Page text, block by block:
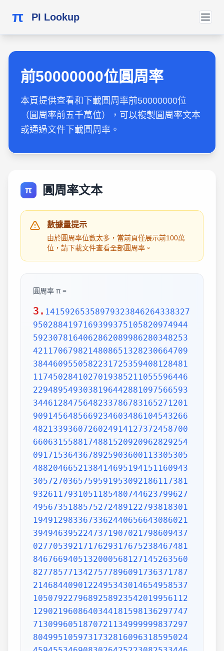
π PI Lookup
前50000000位圓周率
本頁提供查看和下載圓周率前50000000位
（圓周率前五千萬位），可以複製圓周率文本
或通過文件下載圓周率。
π 圓周率文本
數據量提示
由於圓周率位數太多，當前頁僅展示前100萬
位，請下載文件查看全部圓周率。
圓周率 π =
3. 1415926535897932384626433832795028841971693993751058209749445923078164062862089986280348253421170679821480865132823066470938446095505822317253594081284811174502841027019385211055596446229489549303819644288109756659334461284756482337867831652712019091456485669234603486104543266482133936072602491412737245870066063155881748815209209628292540917153643678925903600113305305488204665213841469519415116094330572703657595919530921861173819326117931051185480744623799627495673518857527248912279381830119491298336733624406566430860213949463952247371907021798609437027705392171762931767523846748184676694051320005681271452635608277857713427577896091736371787214684409012249534301465495853710507922796892589235420199561121290219608640344181598136297747713099605187072113499999983729780499510597317328160963185950244594553469083026425223082533446850352619311881710100031378387528865875332083814206171776691473035982534904287554687311595628638823537875937519577818577805321712268066130019278766111959092164201989380952572010654858632788659361533818279682303019520353018529689957736225994138912497217752834791315155748572424541506959508295331168617278558890750983817546374649393192550604009277016711390098488240128583616035637076601047101819429555961989467678374494482553797747268471040475346462080466842590694912933136770289891521047521620569660240580381501935112533824300355876402474964732639141992726042699227967823547816360093417216412199245863150302861829745557067498385054945885869269956909272107975093029553211653449872027559602364806654991198818347977535663698074265425278625518184175746728909777727938000816470600161452491921732172147723501414419735685481613611573525521334757418494684385233239073941433345477624168625189835694855620992192221842725502542568876717904946016534668049886272327917860857843838279679766814541009538837863609506800642251252051173929848960841284886269456042419652850222106611863067442786220391949450471237137869609563643719172874677646575739624138908658326459958133904780275900994657640789512694683983525957098258226205224894077267194782684826014769909026401363944374553050682034962524517493996514314298091906592509372216964615157098583874105978859597729754989301617539284681382686838689427741559918559252459539594310499725246808459872736446958486538367362226260991246080512438843904512441365497627807977156914359977001296160894416948685558484063534220722258284886481584560285060168427394522674676788952521385225499546667278239864565961163548862305774564980355936345681743241125150760694794510965960940252288797108931456691368672287489405601015033086179286809208747609178249385890097149096759852613655497818931297848216829989487226588048575640142704775551323796414515237462343645428584447952658678210511413547357395231134271661021359695362314429524849371871101457654035902799344037420073105785390621983874478084784896833214457138687519435064302184531910484810053706146806749192781911979399520614196634287544406437451237181921799983910159195618146751426912397489409071864942319615679452080951465502252316038819301420937621378559566389377870830390697920773467221825625996615014215030680384477345492026054146659252014974428507325186660021324340881907104863317346496514539057962685610055081066587969981635747363840525714591028970641401109712062804390397595156771577004203378699360072305587631763594218731251471205329281918261861258673215791984148488291644706095752706957220917567116722910981690915280173506712748583222871835209353965725121083579151369882091444210067510334671103141267111369908658516398315019701651511685171437657618351556508849099898599823873455283316355076479185358932261854896321329330898570642046752590709154814165498594616371802709819943099244889575712828905923233260972997120844335732654893823911932597463667305836041428138830320382490375898524374417029132765618093773444030707469211201913020330380197621101100449293215160842444859637669838952286847831235526582131449576857262433441893039686426243410773226978028073189154411010446823252716201052652272111660396665573092547110557853763466820653109896526918620564769312570586356620185581007293606598764861179104533488503461136576867532494416680396265797877185560845529654126654085306143444318586769751456614068007002378776591344017127494704205622305389945613140711270004078547332699390814546646458807972708266830634328587856983052358089330657574067954571637752542021149557615814002501262285941302164715509792592309907965473761255176567513575178296664547791745011299614890304639947132962107340437518957359614589019389713111790429782856475032031986915140287080859904801094121472213179476477726224142548545403321571853061422881375850430633217518297986622371721591607716692547487389866549494501146540628433663937900397692656721463853067360965712091807638327166416274888800786925602902284721040317211860820419000422966171196377921337575114959501566049631862947265473642523081770367515906735023507283540567040386743513622224771589150495309844489333096340878076932599397805419341447377441842631298608099888687413260472156951623965864573021631598193195167353812974167729478672422924654366800980676928238280689964004824354037014163149658979409243237896907069779422362508221688957383798623001593776471651228935786015881617557829735233446042815126272037343146531977774160319906655418763979293344195215413418994854447345673831624993419131814809277771038638773431772075456545322077709212019051660962804909263601975988281613323166636528619326686336062735676303544776280350450777235547105859548702790814356240145171806246436267945612753181340783303362542327839449753824372058353114771199260638133467768796959703098339130771098704085913374641442822772634659470474587847787201927715280731767907707157213444730605700733492436931138350493163128404251219256517980694113528013147013047816437885185290928545201165839341965621349143415956258658655705526904965209858033850722426482939728584783163057777560688876446248246857926039535277348030480290058760758251047470916439613626760449256274204208320856611906254543372131535958450687724602901618766795240616342522577195429162991930645537799140373404328752628889639958794757291746426357455254079091451357111369410911939325191076020825202618798531887705842972591677813149699009019211697173727847684726860849003377024242916513005005168323364350389517029893922334517220138128069650117844087451960121228599371623130171144484640903890644954440061986907548516026327505298349187407866808818338510228334508504860825039302133219715518430635455007668282949304137765527939751754613953984683393638304746119966538581538420568533862186725233402830871123282789212507712629463229563989898935821167456270102183564622013496715188190973038119800497340723961036854066431939509790190699639552453005450580685501956730229219139339185680344903982059551002263535361920419947455385938102343955449597783779023742161727111723643435439478221818528624085140066604433258885698670543154706965747458550332323342107301545940516553790686627333799585115625784322988273723198987571415957811196358330059408730681216028764962867446047746491599505497374256269010490377819868359381465741268049256487985561453723478673303904688383436346553794986419270563872931748723320837601123029911367938627089438799362016295154133714248928307220126901475466847653576164773794675200490757155527819653621323926406160136358155907422020203187277605277219005561484255518792530343513984425322341576233610642506390497500865627109535919465897514131034822769306247435363256916078154781811528436679570611086153315044521274739245449454236828860613408414863776700961207151249140430272538607648236341433462351897576645216413767969031495019108575984423919862916421939949072362346468441173940326591840443780513338945257423995082965912285085558215725031071257012668302402929525220118726767562204154205161841634847565169998116141010029960783869092916030288400269104140792886215078424516709087000699282120660418371806535567252532567532861291042487761825829765157959847035622262934860034158722980534989650226291748788202734209222245339856264766914905562842503912757710284027998066365825488926488025456610172967026640765590429099456815065265305371829412703369313785178609040708667114965583434347693385781711386455873678123014587687126603489139095620099393610310291616152881384379099042317473363948045759314931405297634757481193567091101377517210080315590248530906692037671922033229094334676851422144773793937517034436619910403375111735471918550464490263655128162288244625759163330391072253837421821408835086573917715096828874782656995995744906617583441375223970968340800535598491754173818839994469748676265516582765848358845314277568790029095170283529716344562129640435231176006651012412006597558512761785838292041974844236080071930457618932349229279650198751872127267507981255470958904556357921221033346697499235630254947802490114195212382815309114079073860251522742995818072471625916685451333123948049470791191532673430282441860414263639548000448002670496248201792896476697583183271314251702969234889627668440323260927524960357996469256504936818360900323809293459588970695365349406034021665443755890045632882250545255640564482465151875471196218443965825337543885690941130315095261793780029741207665147939425902989695946995565761218656196733786236256125216320862869222103274889218654364802296780705765615144632046927906821207388377814233562823608963208068222468012248261177185896381409183903673672220888321513755600372798394004152970028783076670944474560134556417254370906979396122571429894671543578468788614445812314593571984922528471605049221242470141214780573455105008019086996033027634787081081754501193071412233908663938339529425786905076431006383519834389341596131854347546495569781038293097164651438407007073604112373599843452251610507027056235266012764848308407611830130527932054274628654036036745328651057065874882256981579367897669742205750596834408697350201410206723585020072452256326513410559240190274216248439140359989535394590944070469120914093870012645600162374288021092764579310657922955249887275846101264836999892256959688159205600101655256375678